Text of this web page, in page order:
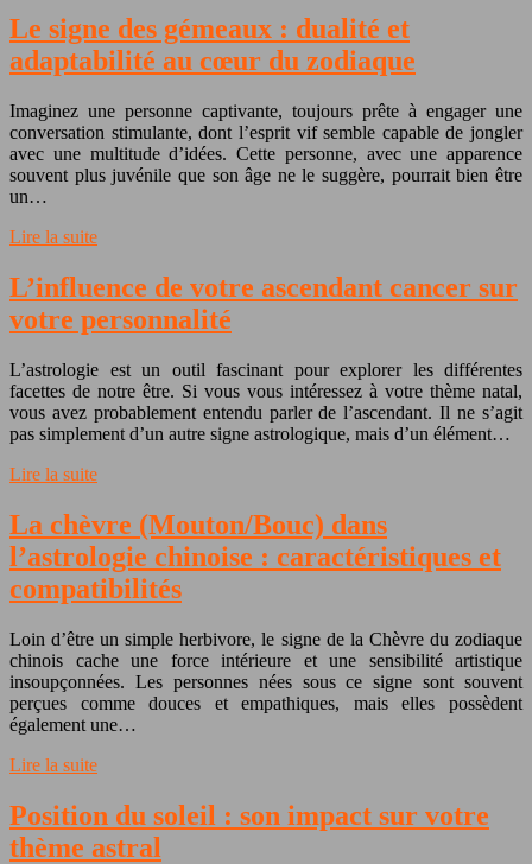
Le signe des gémeaux : dualité et
adaptabilité au cœur du zodiaque
Imaginez une personne captivante, toujours prête à engager une
conversation stimulante, dont l’esprit vif semble capable de jongler
avec une multitude d’idées. Cette personne, avec une apparence
souvent plus juvénile que son âge ne le suggère, pourrait bien être
un…
Lire la suite
L’influence de votre ascendant cancer sur
votre personnalité
L’astrologie est un outil fascinant pour explorer les différentes
facettes de notre être. Si vous vous intéressez à votre thème natal,
vous avez probablement entendu parler de l’ascendant. Il ne s’agit
pas simplement d’un autre signe astrologique, mais d’un élément…
Lire la suite
La chèvre (Mouton/Bouc) dans
l’astrologie chinoise : caractéristiques et
compatibilités
Loin d’être un simple herbivore, le signe de la Chèvre du zodiaque
chinois cache une force intérieure et une sensibilité artistique
insoupçonnées. Les personnes nées sous ce signe sont souvent
perçues comme douces et empathiques, mais elles possèdent
également une…
Lire la suite
Position du soleil : son impact sur votre
thème astral